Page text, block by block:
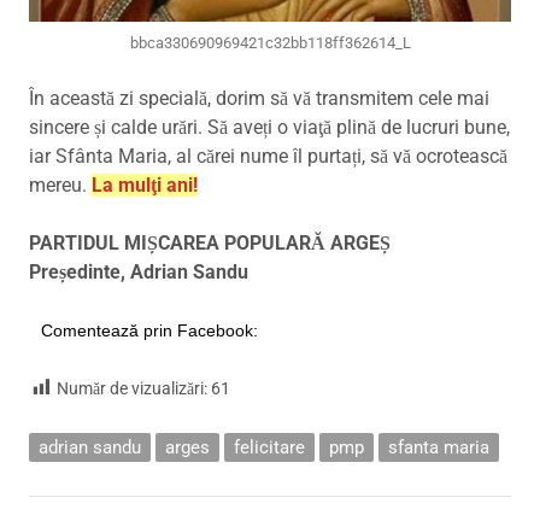
bbca330690969421c32bb118ff362614_L
În această zi specială, dorim să vă transmitem cele mai
sincere și calde urări. Să aveți o viaţă plină de lucruri bune,
iar Sfânta Maria, al cărei nume îl purtați, să vă ocrotească
mereu. La mulţi ani!
PARTIDUL MIȘCAREA POPULARĂ ARGEȘ
Președinte, Adrian Sandu
Comentează prin Facebook:
Număr de vizualizări: 61
adrian sandu arges felicitare pmp sfanta maria